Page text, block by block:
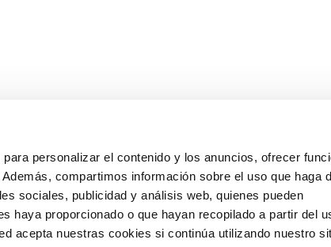
personalizar el contenido y los anuncios, ofrecer
compartimos información sobre el uso que haga
sociales, publicidad y análisis web, quienes pueden
haya proporcionado o que hayan recopilado a partir del
acepta nuestras cookies si continúa utilizando nuestro